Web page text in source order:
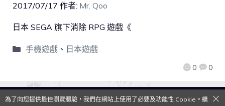
2017/07/17 作者: Mr. Qoo
0 0
日本 SEGA 旗下消除 RPG 遊戲《
手機遊戲、 日本遊戲
QooApp Limited © 2026
為了向您提供最佳瀏覽體驗，我們在網站上使用了必要及功能性 Cookie。繼